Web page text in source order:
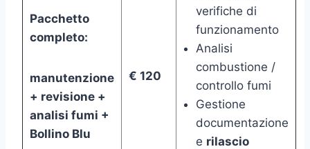
Pacchetto
completo:
manutenzione
+ revisione +
analisi fumi +
Bollino Blu
€ 120
verifiche di
funzionamento
Analisi
combustione /
controllo fumi
Gestione
documentazione
e rilascio